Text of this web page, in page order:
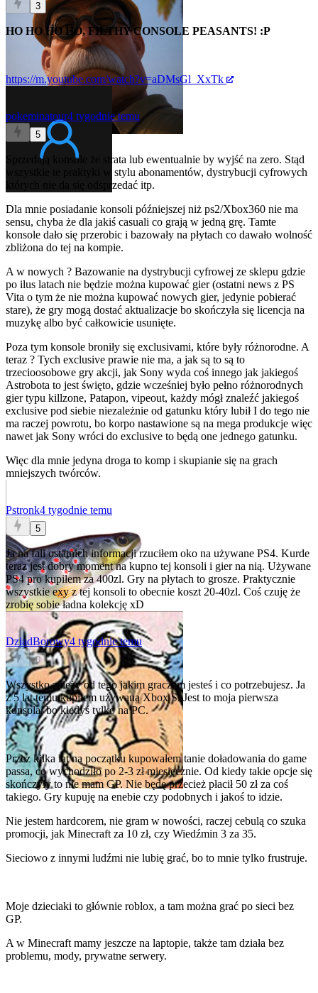
3
HO HO HO HO, FILTHY CONSOLE PEASANTS! :P
https://m.youtube.com/watch?v=aDMsGl_XxTk
pokeminatour4 tygodnie temu
5
Sprzedają konsole że strata lub ewentualnie by wyjść na zero. Stąd
wszystkie te praktyki w stylu abonamentów, dystrybucji cyfrowych
których nie da się odsprzedać itp.
Dla mnie posiadanie konsoli późniejszej niż ps2/Xbox360 nie ma
sensu, chyba że dla jakiś casuali co grają w jedną grę. Tamte
konsole dało się przerobic i bazowały na płytach co dawało wolność
zbliżona do tej na kompie.
A w nowych ? Bazowanie na dystrybucji cyfrowej ze sklepu gdzie
po ilus latach nie będzie można kupować gier (ostatni news z PS
Vita o tym że nie można kupować nowych gier, jedynie pobierać
stare), że gry mogą dostać aktualizacje bo skończyła się licencja na
muzykę albo być całkowicie usunięte.
Poza tym konsole broniły się exclusivami, które były różnorodne. A
teraz ? Tych exclusive prawie nie ma, a jak są to są to
trzecioosobowe gry akcji, jak Sony wyda coś innego jak jakiegoś
Astrobota to jest święto, gdzie wcześniej było pełno różnorodnych
gier typu killzone, Patapon, vipeout, każdy mógł znaleźć jakiegoś
exclusive pod siebie niezależnie od gatunku który lubił I do tego nie
ma raczej powrotu, bo korpo nastawione są na mega produkcje więc
nawet jak Sony wróci do exclusive to będą one jednego gatunku.
Więc dla mnie jedyna droga to komp i skupianie się na grach
mniejszych twórców.
Pstronk4 tygodnie temu
5
Ja na fali ostatnich informacji rzuciłem oko na używane PS4. Kurde
teraz jest dobry moment na kupno tej konsoli i gier na nią. Używane
PS4 pro kupiłem za 400zl. Gry na płytach to grosze. Praktycznie
wszystkie exy z tej konsoli to obecnie koszt 20-40zl. Coś czuję że
zrobię sobie ładna kolekcję xD
DziadBorowy4 tygodnie temu
0
Wszystko zależy od tego jakim graczem jesteś i co potrzebujesz. Ja
z 5 lat temu kupiłem używaną Xbox S. Jest to moja pierwsza
konsola, bo kiedyś tylko na PC.
Przez kilka lat na początku kupowałem tanie doładowania do game
passa, co wychodziło po 2-3 zł miesięcznie. Od kiedy takie opcje się
skończyły to nie mam GP. Nie będę przecież płacił 50 zł za coś
takiego. Gry kupuję na enebie czy podobnych i jakoś to idzie.
Nie jestem hardcorem, nie gram w nowości, raczej cebulą co szuka
promocji, jak Minecraft za 10 zł, czy Wiedźmin 3 za 35.
Sieciowo z innymi ludźmi nie lubię grać, bo to mnie tylko frustruje.
Moje dzieciaki to głównie roblox, a tam można grać po sieci bez
GP.
A w Minecraft mamy jeszcze na laptopie, także tam działa bez
problemu, mody, prywatne serwery.